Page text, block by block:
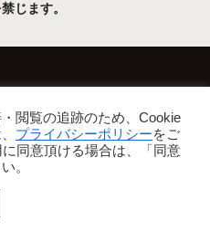
じます。
シー・免責事項
リエ晴星 All Rights Reserved.
閲覧の追跡のため、Cookie
プライバシーポリシーをご
同意頂ける場合は、「同意
。